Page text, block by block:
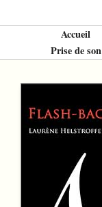
Accueil
Prise de son